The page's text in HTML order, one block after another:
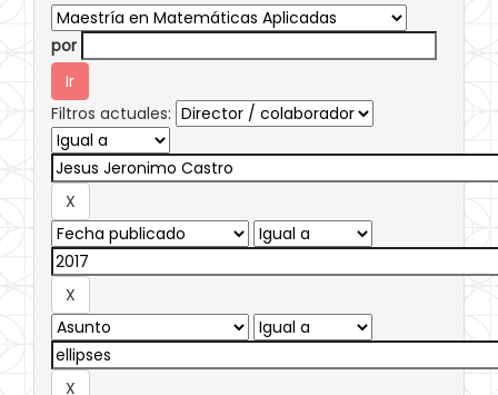
por
Filtros actuales: